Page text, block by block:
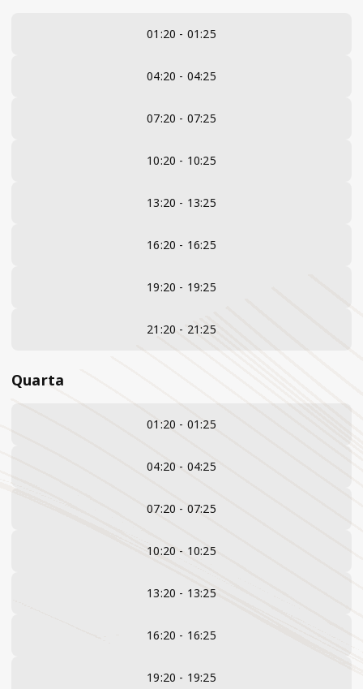
01:20 - 01:25
04:20 - 04:25
07:20 - 07:25
10:20 - 10:25
13:20 - 13:25
16:20 - 16:25
19:20 - 19:25
21:20 - 21:25
Quarta
01:20 - 01:25
04:20 - 04:25
07:20 - 07:25
10:20 - 10:25
13:20 - 13:25
16:20 - 16:25
19:20 - 19:25